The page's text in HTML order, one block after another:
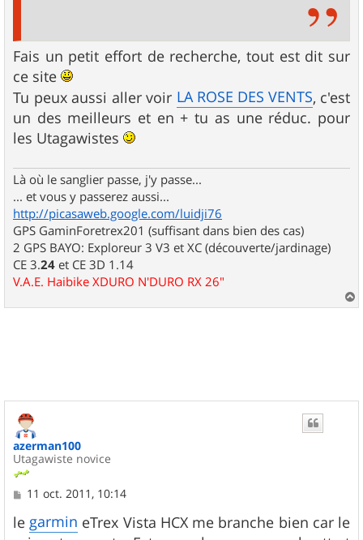
Fais un petit effort de recherche, tout est dit sur
ce site
Tu peux aussi aller voir LA ROSE DES VENTS, c'est
un des meilleurs et en + tu as une réduc. pour
les Utagawistes
Là où le sanglier passe, j'y passe...
... et vous y passerez aussi...
http://picasaweb.google.com/luidji76
GPS GaminForetrex201 (suffisant dans bien des cas)
2 GPS BAYO: Exploreur 3 V3 et XC (découverte/jardinage)
CE 3.24 et CE 3D 1.14
V.A.E. Haibike XDURO N'DURO RX 26"
a
azerman100
Utagawiste novice
M
s
s
11 oct. 2011, 10:14
legarmin eTrex Vista HCX me branche bien car le